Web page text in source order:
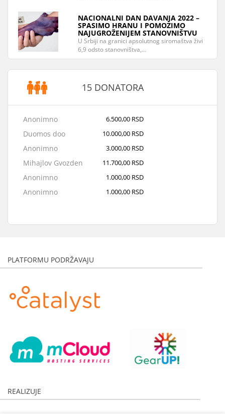
NACIONALNI DAN DAVANJA 2022 –
SPASIMO HRANU I POMOZIMO
NAJUGROŽENIJEM STANOVNIŠTVU
U Srbiji na granici apsolutnog siromaštva živi
6,9 odsto stanovništva,…
15 DONATORA
Anonimno 6.500,00 RSD
Duomos doo 10.000,00 RSD
Anonimno 3.000,00 RSD
Mihajlov Gvozden 11.700,00 RSD
Anonimno 1.000,00 RSD
Anonimno 1.000,00 RSD
Fondacija Numan Bajramovic
Anonimno
Anonimno
PLATFORMU PODRŽAVAJU
REALIZUJE